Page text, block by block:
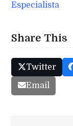
Especialista
Share This
Twitter
Email